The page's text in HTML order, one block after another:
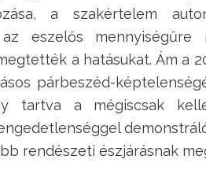
a szakértelem
eszelős mennyiségűre
a hatásukat. Ám a
párbeszéd-
a mégiscsak
rendészeti észjárásnak